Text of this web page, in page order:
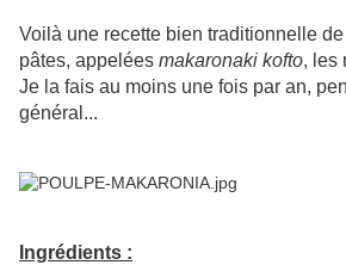
Voilà une recette bien traditionnelle
pâtes, appelées makaronaki kofto, les
Je la fais au moins une fois par an,
général...
Ingrédients :